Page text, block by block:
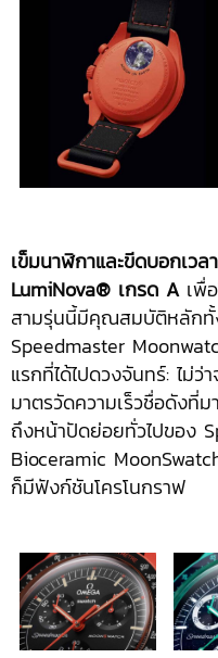
เข็มนาฬิกาและขีดบอกเวล
LumiNova® เกรด Aเพื่อ
สามรุ่นนี้มีคุณสมบัติหลักทั้
Speedmaster
แรกที่ได้ไปดวงจันทร์: ไม่ว่
มาตรวัดความเร็วชื่อดังที่
ถึงหน้าปัดย่อยทั่วไปของ
Bioceramic
ก็มีฟังก์ชันโครโนกราฟ